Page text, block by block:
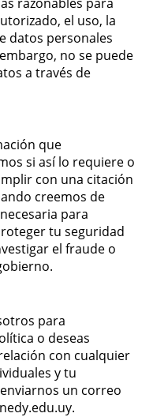
el uso, la
datos personales
no se puede
a través de
que
si así lo requiere o
con una citación
creemos de
para
tu seguridad
el fraude o
para
o deseas
con cualquier
y tu
un correo